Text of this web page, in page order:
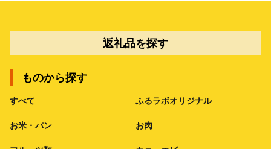
返礼品を探す
ものから探す
すべて ふるラボオリジナル
お米・パン お肉